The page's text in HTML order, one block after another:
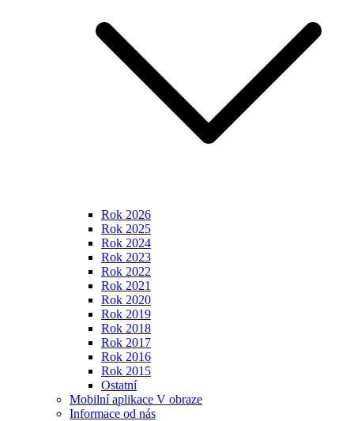
Rok 2026
Rok 2025
Rok 2024
Rok 2023
Rok 2022
Rok 2021
Rok 2020
Rok 2019
Rok 2018
Rok 2017
Rok 2016
Rok 2015
Ostatní
Mobilní aplikace V obraze
Informace od nás